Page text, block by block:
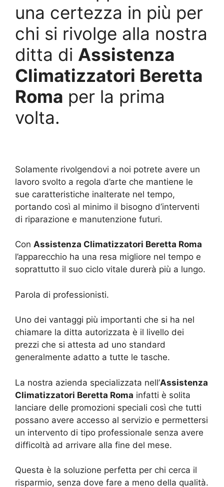
una certezza in più per
chi si rivolge alla nostra
ditta di Assistenza
Climatizzatori Beretta
Roma per la prima
volta.
Solamente rivolgendovi a noi potrete avere un
lavoro svolto a regola d’arte che mantiene le
sue caratteristiche inalterate nel tempo,
portando così al minimo il bisogno d’interventi
di riparazione e manutenzione futuri.
Con Assistenza Climatizzatori Beretta Roma
l’apparecchio ha una resa migliore nel tempo e
soprattutto il suo ciclo vitale durerà più a lungo.
Parola di professionisti.
Uno dei vantaggi più importanti che si ha nel
chiamare la ditta autorizzata è il livello dei
prezzi che si attesta ad uno standard
generalmente adatto a tutte le tasche.
La nostra azienda specializzata nell’Assistenza
Climatizzatori Beretta Roma infatti è solita
lanciare delle promozioni speciali così che tutti
possano avere accesso al servizio e permettersi
un intervento di tipo professionale senza avere
difficoltà ad arrivare alla fine del mese.
Questa è la soluzione perfetta per chi cerca il
risparmio, senza dove fare a meno della qualità.